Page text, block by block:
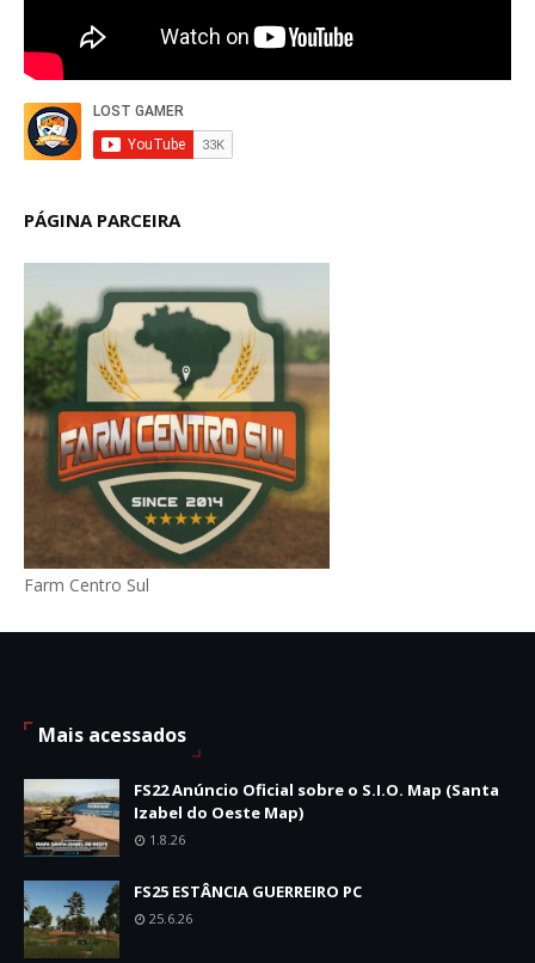
PÁGINA PARCEIRA
Farm Centro Sul
Mais acessados
FS22 Anúncio Oficial sobre o S.I.O. Map (Santa
Izabel do Oeste Map)
1.8.26
FS25 ESTÂNCIA GUERREIRO PC
25.6.26